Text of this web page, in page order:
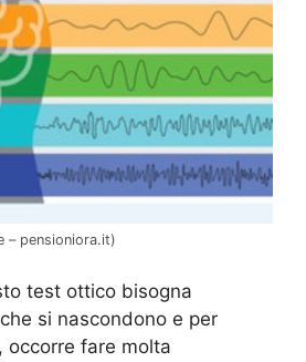
– pensioniora.it)
test ottico bisogna
si nascondono e per
occorre fare molta